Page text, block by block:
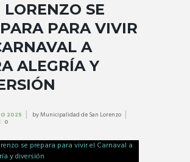
LORENZO SE
PARA VIVIR
A
ALEGRÍA Y
2025 byMunicipalidad de San Lorenzo
0